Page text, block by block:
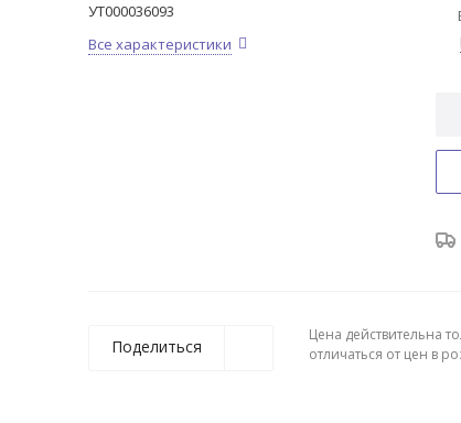
УТ000036093
Все характеристики
Поделиться
Цена действительна
отличаться от цен в